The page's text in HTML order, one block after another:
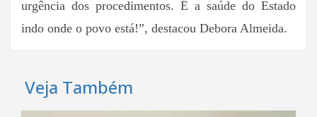
urgência dos procedimentos. É a saúde do Estado
indo onde o povo está!”, destacou Debora Almeida.
Veja Também